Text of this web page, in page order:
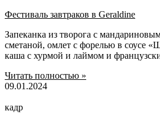
Фестиваль завтраков в Geraldine
Запеканка из творога с
сметаной, омлет с форелью в соусе
каша с хурмой и лаймом и
Читать полностью »
09.01.2024
кадр